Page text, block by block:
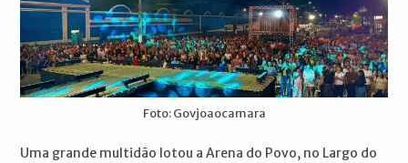
Foto: Govjoaocamara
Uma grande multidão lotou a Arena do Povo, no Largo do